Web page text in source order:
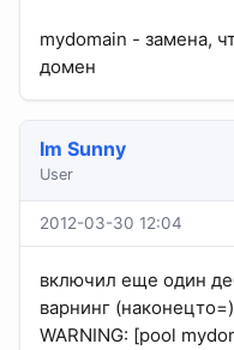
mydomain - замена,
домен
Im Sunny
User
2012-03-30 12:04
включил еще один
варнинг
WARNING: [pool